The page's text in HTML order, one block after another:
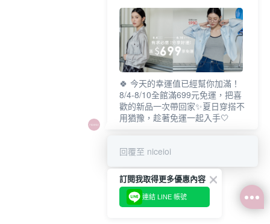
🍀 今天的幸運值已經幫你加滿！
8/4-8/10全館滿699元免運，把喜
歡的新品一次帶回家✨夏日穿搭不
用猶豫，趁著免運一起入手🤍
回覆至 niceioi
訂閱我取得更多優惠內容
連結 LINE 帳號